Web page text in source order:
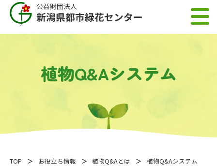
植物Q&Aシステム
TOP お役立ち情報 植物Q&Aとは
植物Q&Aシステム